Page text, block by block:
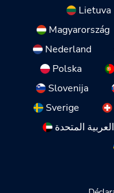
Lietuva
Magyarország
Nederland
Polska
Slovenija
Sverige
المتحدة